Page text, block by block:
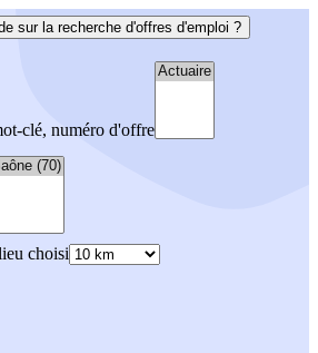
sur la recherche d'offres d'emploi ?
clé, numéro d'offre
choisi